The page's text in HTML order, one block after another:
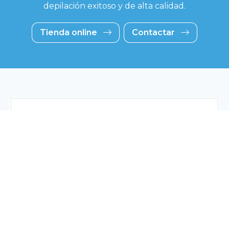
depilación exitoso y de alta calidad.
Tienda online Contactar